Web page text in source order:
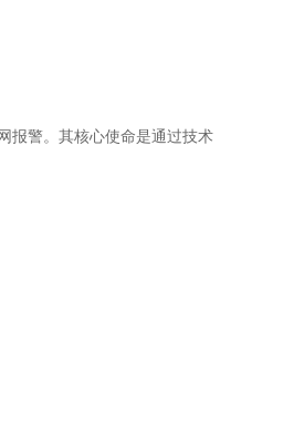
报警。其核心使命是通过技术